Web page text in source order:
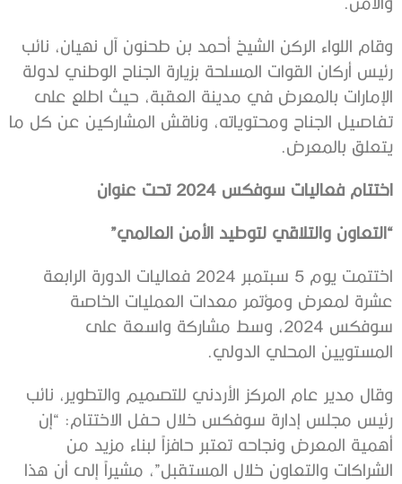
وقام اللواء الركن الشيخ أحمد بن طحنون آل نهيان، نائب
رئيس أركان القوات المسلحة بزيارة الجناح الوطني لدولة
الإمارات بالمعرض في مدينة العقبة، حيث اطلع على
تفاصيل الجناح ومحتوياته، وناقش المشاركين عن كل ما
يتعلق بالمعرض.
اختتام فعاليات سوفكس 2024 تحت عنوان
“التعاون والتلاقي لتوطيد الأمن العالمي”
اختتمت يوم 5 سبتمبر 2024 فعاليات الدورة الرابعة
عشرة لمعرض ومؤتمر معدات العمليات الخاصة
سوفكس 2024، وسط مشاركة واسعة على
المستويين المحلي الدولي.
وقال مدير عام المركز الأردني للتصميم والتطوير، نائب
رئيس مجلس إدارة سوفكس خلال حفل الاختتام: “إن
أهمية المعرض ونجاحه تعتبر حافزاً لبناء مزيد من
الشراكات والتعاون خلال المستقبل”، مشيراً إلى أن هذا